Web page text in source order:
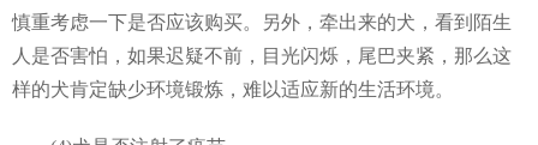
慎重考虑一下是否应该购买。另外，牵出来的犬，看到陌生
人是否害怕，如果迟疑不前，目光闪烁，尾巴夹紧，那么这
样的犬肯定缺少环境锻炼，难以适应新的生活环境。